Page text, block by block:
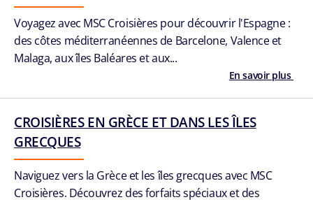
Voyagez avec MSC Croisières pour découvrir l'Espagne :
des côtes méditerranéennes de Barcelone, Valence et
Malaga, aux îles Baléares et aux...
En savoir plus
CROISIÈRES EN GRÈCE ET DANS LES ÎLES
GRECQUES
Naviguez vers la Grèce et les îles grecques avec MSC
Croisières. Découvrez des forfaits spéciaux et des